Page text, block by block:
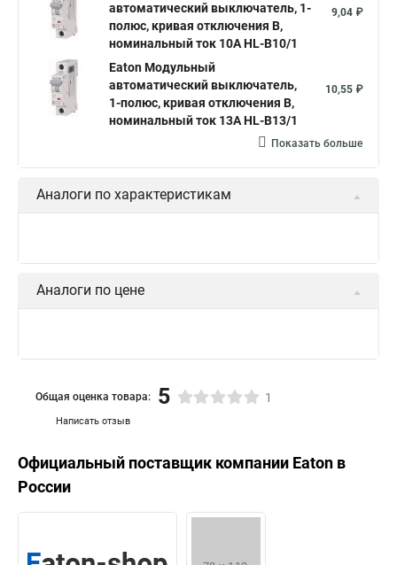
автоматический выключатель, 1-
полюс, кривая отключения B,
номинальный ток 10А HL-B10/1
9,04 ₽
Eaton Модульный
автоматический выключатель,
1-полюс, кривая отключения B,
номинальный ток 13А HL-B13/1
10,55 ₽
Показать больше
Аналоги по характеристикам
Аналоги по цене
Написать отзыв
Общая оценка товара: 5 1
Официальный поставщик компании Eaton в
России